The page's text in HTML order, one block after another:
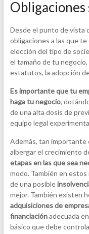
Desde el punto de vista
obligaciones a las que
elección del tipo de
el tamaño de tu
estatutos, la adopción
Es importante que tu
haga tu negocio,
de una alta dosis de
equipo legal
Además, tan importante
albergar el crecimiento
etapas en las que sea
modo. También en
de una posible
mejor. También existen
adquisiciones de
financiaciónadecuada
básico que debe